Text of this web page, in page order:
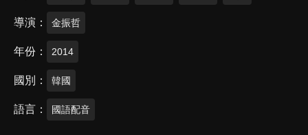
導演 金振哲
年份 2014
國別 韓國
語言 國語配音